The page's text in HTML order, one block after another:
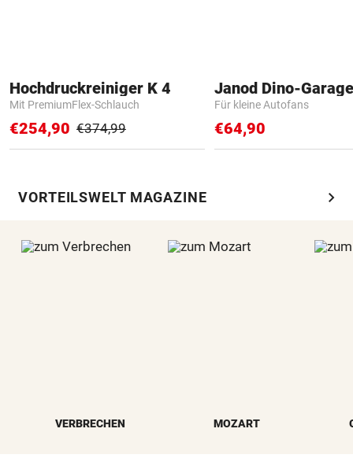
Hochdruckreiniger K 4
Mit PremiumFlex-Schlauch
€254,90 €374,99
Janod Dino-Garage
Für kleine Autofans
€64,90
VORTEILSWELT MAGAZINE chevron_right
VERBRECHEN MOZART